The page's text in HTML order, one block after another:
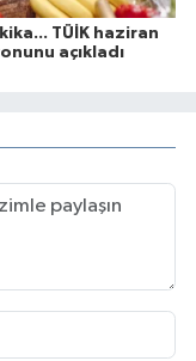
TÜİK haziran
açıkladı